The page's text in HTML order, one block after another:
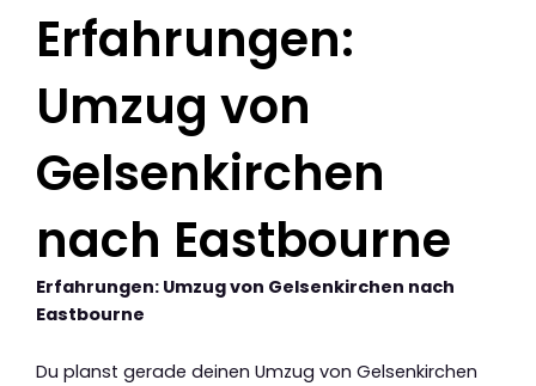
Erfahrungen:
Umzug von
Gelsenkirchen
nach Eastbourne
Erfahrungen: Umzug von Gelsenkirchen nach
Eastbourne
Du planst gerade deinen Umzug von Gelsenkirchen